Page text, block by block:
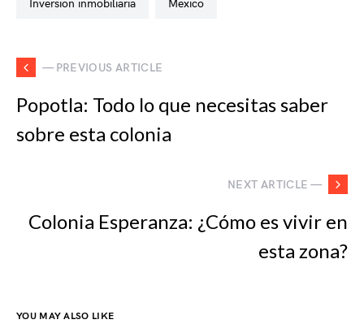
inversion inmobiliaria mexico
— PREVIOUS ARTICLE
Popotla: Todo lo que necesitas saber
sobre esta colonia
NEXT ARTICLE —
Colonia Esperanza: ¿Cómo es vivir en
esta zona?
YOU MAY ALSO LIKE